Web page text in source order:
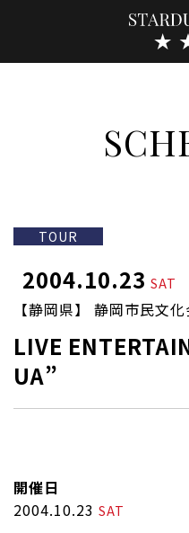
TOUR
2004.10.23 SAT
【静岡県】 静岡市民文
LIVE
UA”
開催日
2004.10.23 SAT